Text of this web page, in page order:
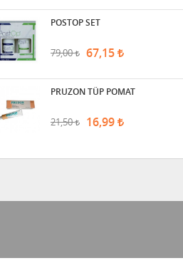
POSTOP SET
79,00 67,15
PRUZON TÜP POMAT
21,50 16,99